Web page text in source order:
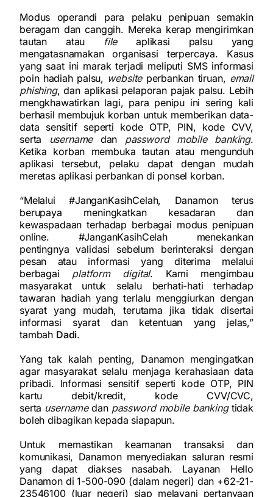
Modus operandi para pelaku penipuan semakin
beragam dan canggih. Mereka kerap mengirimkan
tautan atau
fileaplikasi palsu yang
mengatasnamakan organisasi terpercaya. Kasus
yang saat ini marak terjadi meliputi SMS informasi
poin hadiah palsu, websiteperbankan tiruan, email
phishing, dan aplikasi pelaporan pajak palsu. Lebih
mengkhawatirkan lagi, para penipu ini sering kali
berhasil membujuk korban untuk memberikan data-
data sensitif seperti kode OTP, PIN, kode CVV,
serta
usernamedan password mobile banking.
Ketika korban membuka tautan atau mengunduh
aplikasi tersebut, pelaku dapat dengan mudah
meretas aplikasi perbankan di ponsel korban.
“Melalui #JanganKasihCelah, Danamon terus
berupaya meningkatkan kesadaran dan
kewaspadaan terhadap berbagai modus penipuan
online. #JanganKasihCelah menekankan
pentingnya validasi sebelum berinteraksi dengan
pesan atau informasi yang diterima melalui
berbagai platform digital. Kami mengimbau
masyarakat untuk selalu berhati-hati terhadap
tawaran hadiah yang terlalu menggiurkan dengan
syarat yang mudah, terutama jika tidak disertai
informasi syarat dan ketentuan yang jelas,”
tambah Dadi.
Yang tak kalah penting, Danamon mengingatkan
agar masyarakat selalu menjaga kerahasiaan data
pribadi. Informasi sensitif seperti kode OTP, PIN
kartu debit/kredit, kode CVV/CVC,
serta usernamedan password mobile bankingtidak
boleh dibagikan kepada siapapun.
Untuk memastikan keamanan transaksi dan
komunikasi, Danamon menyediakan saluran resmi
yang dapat diakses nasabah. Layanan Hello
Danamon di 1-500-090 (dalam negeri) dan +62-21-
23546100 (luar negeri) siap melayani pertanyaan